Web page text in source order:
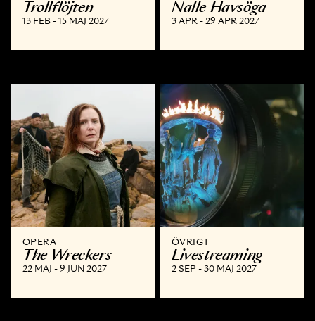
Trollflöjten
13 FEB - 15 MAJ 2027
Nalle Havsöga
3 APR - 29 APR 2027
OPERA
The Wreckers
22 MAJ - 9 JUN 2027
ÖVRIGT
Livestreaming
2 SEP - 30 MAJ 2027